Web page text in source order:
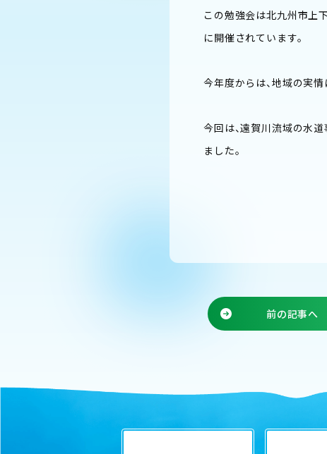
この勉強会は北九州市上
に開催されています。
今年度からは、地域の実
今回は、遠賀川流域の水
ました。
前の記事へ